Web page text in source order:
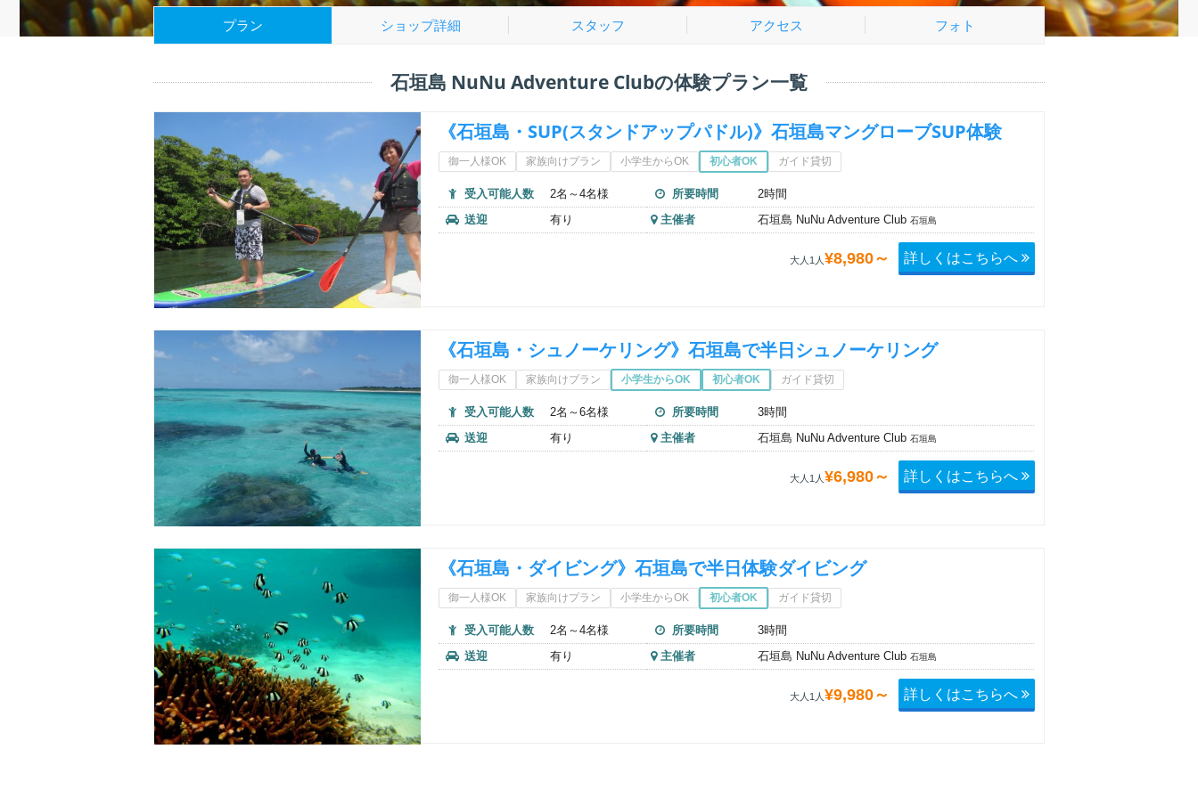
プラン ショップ詳細 スタッフ アクセス フォト
石垣島 NuNu Adventure Clubの体験プラン一覧
《石垣島・SUP(スタンドアップパドル)》石垣島マングローブSUP体験
御一人様OK 家族向けプラン 小学生からOK 初心者OK ガイド貸切
受入可能人数 2名～4名様 所要時間
2時間
送迎
有り 主催者 石垣島 NuNu Adventure Club石垣島
大人1人 ¥8,980～ 詳しくはこちらへ
《石垣島・シュノーケリング》石垣島で半日シュノーケリング
御一人様OK 家族向けプラン 小学生からOK 初心者OK ガイド貸切
受入可能人数 2名～6名様 所要時間
3時間
送迎
有り 主催者 石垣島 NuNu Adventure Club石垣島
大人1人 ¥6,980～ 詳しくはこちらへ
《石垣島・ダイビング》石垣島で半日体験ダイビング
御一人様OK 家族向けプラン 小学生からOK 初心者OK ガイド貸切
受入可能人数 2名～4名様 所要時間
3時間
送迎
有り 主催者 石垣島 NuNu Adventure Club石垣島
大人1人 ¥9,980～ 詳しくはこちらへ